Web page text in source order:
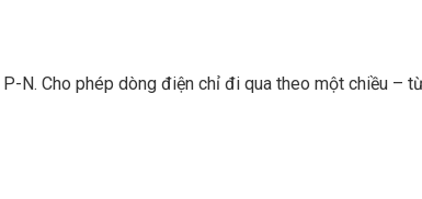
N. Cho phép dòng điện chỉ đi qua theo một chiều –